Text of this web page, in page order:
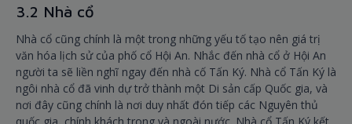
3.2 Nhà cổ
Nhà cổ cũng chính là một trong những yếu tố tạo nên giá trị
văn hóa lịch sử của phố cổ Hội An. Nhắc đến nhà cổ ở Hội An
người ta sẽ liền nghĩ ngay đến nhà cố Tấn Ký. Nhà cổ Tấn Ký là
ngôi nhà cổ đã vinh dự trở thành một Di sản cấp Quốc gia, và
nơi đây cũng chính là nơi duy nhất đón tiếp các Nguyên thủ